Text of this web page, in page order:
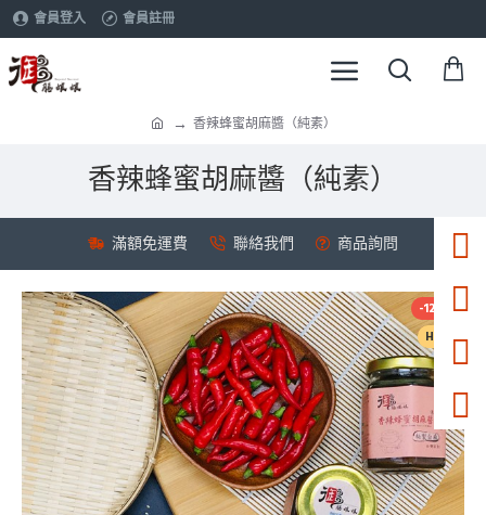
會員登入 會員註冊
香辣蜂蜜胡麻醬（純素）
香辣蜂蜜胡麻醬（純素）
滿額免運費 聯絡我們 商品詢問
HOT
-12 %